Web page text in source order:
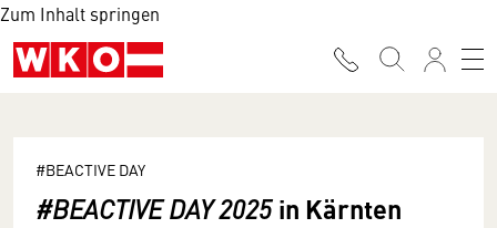
Zum Inhalt springen
#BEACTIVE DAY
#BEACTIVE DAY 2025in Kärnten